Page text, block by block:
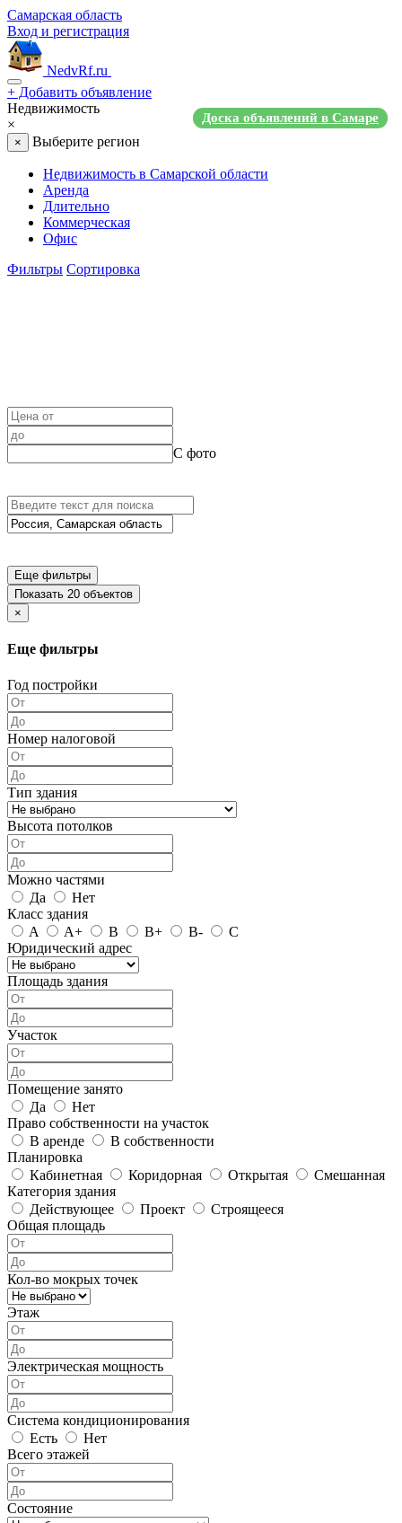
Самарская область
Вход и регистрация
NedvRf.ru
+ Добавить объявление
Доска объявлений в Самаре
Недвижимость
×
× Выберите регион
Недвижимость в Самарской области
Аренда
Длительно
Коммерческая
Офис
Фильтры Сортировка
С фото
Еще фильтры
Показать 20 объектов
×
Еще фильтры
Год постройки
Номер налоговой
Тип здания
Высота потолков
Можно частями
Да
Нет
Класс здания
A
A+ B B+ B-
C
Юридический адрес
Площадь здания
Участок
Помещение занято
Да
Нет
Право собственности на участок
В аренде
В собственности
Планировка
Кабинетная
Коридорная Открытая
Смешанная
Категория здания
Действующее
Проект
Строящееся
Общая площадь
Кол-во мокрых точек
Этаж
Электрическая мощность
Система кондиционирования
Есть
Нет
Всего этажей
Состояние